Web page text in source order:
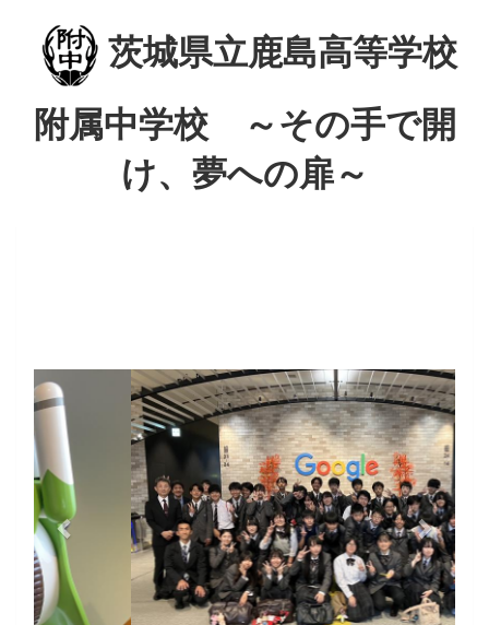
茨城県立鹿島高等学校
附属中学校 ～その手で開
け、夢への扉～
i
o
u
s